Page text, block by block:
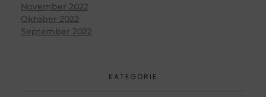
November 2022
Oktober 2022
September 2022
KATEGORIE